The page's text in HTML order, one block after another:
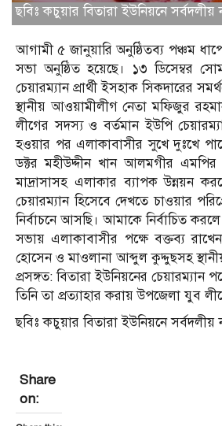
ছবিঃ কচুয়ার বিতারা ইউনিয়নে সর্বদলীয়
আগামী ৫ জানুয়ারি অনুষ্ঠিতব্য পঞ্চম
সভা অনুষ্ঠিত হয়েছে। ১৩ ডিসেম্বর
চেয়ারম্যান প্রার্থী ইসহাক সিকদারের
স্থানীয় আওয়ামীলীগ নেতা মফিজুর
লীগের সদস্য ও বর্তমান ইউপি
হওয়ার পর এলাকাবাসীর সুখে দুঃখে
ডক্টর মহীউদ্দীন খান আলমগীর
মাদ্রাসাসহ এলাকার ব্যাপক উন্নয়ন
চেয়ারম্যান হিসেবে দেখতে চাওয়ার
নির্বাচনে আসছি। আমাকে নির্বাচিত
সভায় এলাকাবাসীর পক্ষে বক্তব্য
হোসেন ও মাওলানা আব্দুল কুদ্দুছসহ স্থানীয়
প্রসঙ্গত: বিতারা ইউনিয়নের
তিনি তা প্রত্যাহার করায় উপজেলা যুব
ছবিঃ কচুয়ার বিতারা ইউনিয়নে সর্বদলীয়
Share
on: